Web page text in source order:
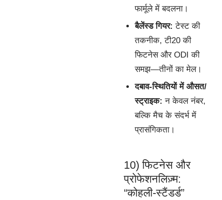
फार्मूले में बदलना।
बैलेंस्ड गियर: टेस्ट की
तकनीक, टी20 की
फिटनेस और ODI की
समझ—तीनों का मेल।
दबाव-स्थितियों में औसत/
स्ट्राइक: न केवल नंबर,
बल्कि मैच के संदर्भ में
प्रासंगिकता।
10) फिटनेस और
प्रोफेशनलिज़्म:
“कोहली-स्टैंडर्ड”